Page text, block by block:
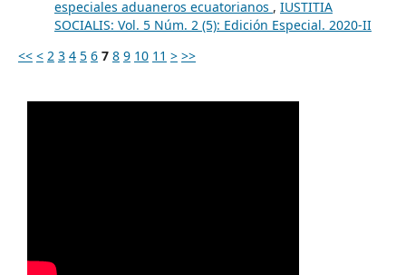
especiales aduaneros ecuatorianos , IUSTITIA
SOCIALIS: Vol. 5 Núm. 2 (5): Edición Especial. 2020-II
<< < 2 3 4 5 6 7 8 9 10 11 > >>